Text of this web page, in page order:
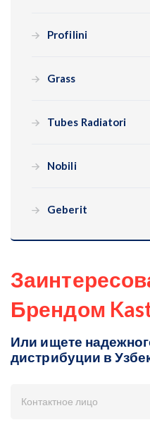
Profilini
Grass
Tubes Radiatori
Nobili
Geberit
Брендом
Или ищете
дистрибуции в